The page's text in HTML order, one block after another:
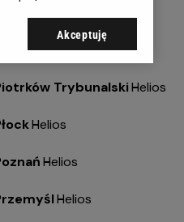
Helios
Trybunalski-
Helios
-
Helios
-
Helios
-
Helios
i treści, opinie
Akceptuję